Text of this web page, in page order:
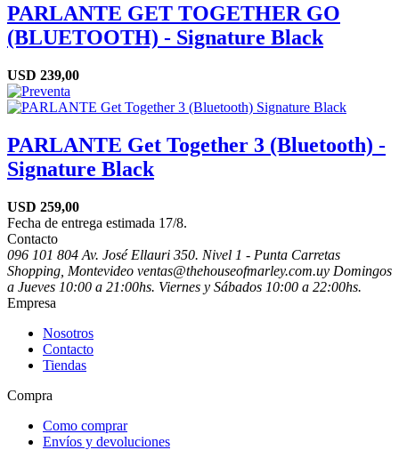
PARLANTE GET TOGETHER GO
(BLUETOOTH) - Signature Black
USD 239,00
PARLANTE Get Together 3 (Bluetooth) -
Signature Black
USD 259,00
Fecha de entrega estimada 17/8.
Contacto
096 101 804 Av. José Ellauri 350. Nivel 1 - Punta Carretas
Shopping, Montevideo ventas@thehouseofmarley.com.uy Domingos
a Jueves 10:00 a 21:00hs. Viernes y Sábados 10:00 a 22:00hs.
Empresa
Nosotros
Contacto
Tiendas
Compra
Como comprar
Envíos y devoluciones